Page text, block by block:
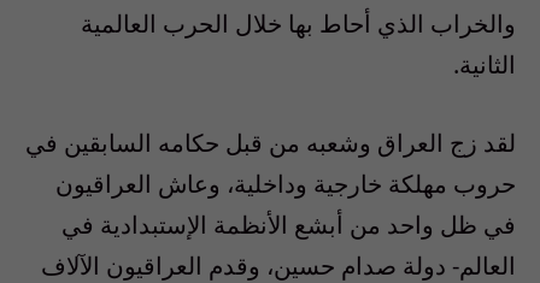
والخراب الذي أحاط بها خلال الحرب العالمية
الثانية.
لقد زج العراق وشعبه من قبل حكامه السابقين في
حروب مهلكة خارجية وداخلية، وعاش العراقيون
في ظل واحد من أبشع الأنظمة الإستبدادية في
العالم- دولة صدام حسين، وقدم العراقيون الآلاف